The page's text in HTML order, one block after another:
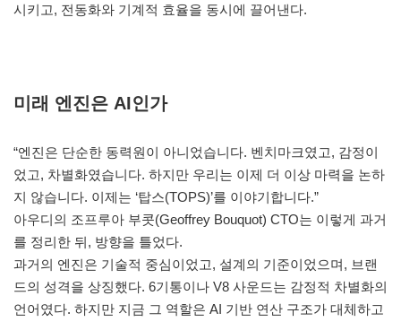
시키고, 전동화와 기계적 효율을 동시에 끌어낸다.
미래 엔진은 AI인가
“엔진은 단순한 동력원이 아니었습니다. 벤치마크였고, 감정이
었고, 차별화였습니다. 하지만 우리는 이제 더 이상 마력을 논하
지 않습니다. 이제는 ‘탑스(TOPS)’를 이야기합니다.”
아우디의 조프루아 부콧(Geoffrey Bouquot) CTO는 이렇게 과거
를 정리한 뒤, 방향을 틀었다.
과거의 엔진은 기술적 중심이었고, 설계의 기준이었으며, 브랜
드의 성격을 상징했다. 6기통이나 V8 사운드는 감정적 차별화의
언어였다. 하지만 지금 그 역할은 AI 기반 연산 구조가 대체하고